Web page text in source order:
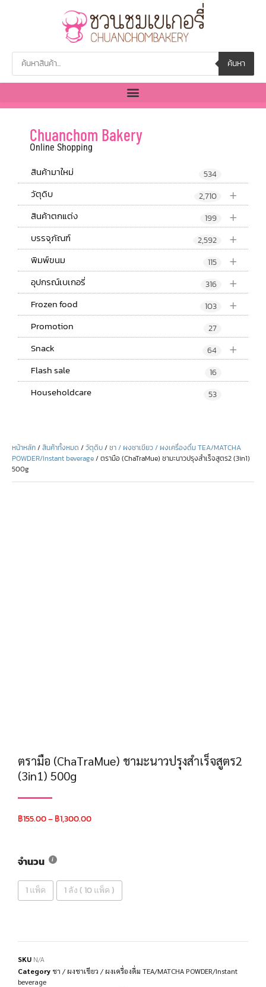
ค้นหา
Chuanchom Bakery
Online Shopping
สินค้ามาใหม่ 534
+
วัตุดิบ 2,710
+
สินค้าตกแต่ง 199
+
บรรจุภัณฑ์ 2,592
+
พิมพ์ขนม 115
+
อุปกรณ์เบเกอรี่ 316
+
Frozen food 103
Promotion 27
+
Snack 64
Flash sale 16
Householdcare 53
หน้าหลัก/สินค้าทั้งหมด /วัตุดิบ/ชา / ผงชาเขียว / ผงเครื่องดื่ม TEA/MATCHA
POWDER/Instant beverage/ ตรามือ (ChaTraMue) ชามะนาวปรุงสำเร็จสูตร2 (3in1)
500g
ตรามือ (ChaTraMue) ชามะนาวปรุงสำเร็จสูตร2
(3in1) 500g
฿155.00–฿1,300.00
จำนวน
1 แพ็ค 1 ลัง ( 10 แพ็ค )
SKU N/A
Category ชา / ผงชาเขียว / ผงเครื่องดื่ม TEA/MATCHA POWDER/Instant
beverage